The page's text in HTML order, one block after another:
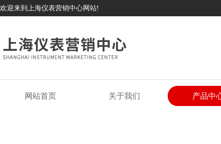
欢迎来到上海仪表营销中心网站!
网站首页 关于我们 产品中